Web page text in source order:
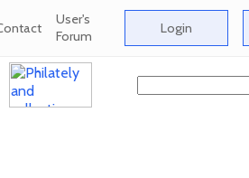
User's
Forum Login